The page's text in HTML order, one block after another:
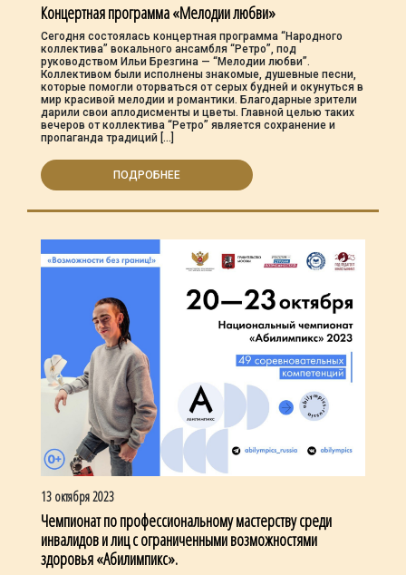
Концертная программа «Мелодии любви»
Сегодня состоялась концертная программа “Народного
коллектива” вокального ансамбля “Ретро”, под
руководством Ильи Брезгина — “Мелодии любви”.
Коллективом были исполнены знакомые, душевные песни,
которые помогли оторваться от серых будней и окунуться в
мир красивой мелодии и романтики. Благодарные зрители
дарили свои аплодисменты и цветы. Главной целью таких
вечеров от коллектива “Ретро” является сохранение и
пропаганда традиций […]
ПОДРОБНЕЕ
13 октября 2023
Чемпионат по профессиональному мастерству среди
инвалидов и лиц с ограниченными возможностями
здоровья «Абилимпикс».